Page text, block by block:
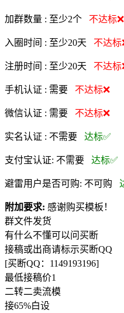
加群数量 : 至少2个 不达标❌
入圈时间 : 至少20天 不达标
注册时间 : 至少20天 不达标
手机认证 : 需要 不达标❌
微信认证 : 需要 不达标❌
实名认证 : 不需要 达标✅
支付宝认证: 不需要 达标✅
避雷用户是否可购: 不可购
附加要求: 感谢购买模板！
群文件发货
有什么不懂可以问买断
接稿或出商请标示买断QQ
[买断QQ：1149193196]
最低接稿价1
二转二卖流模
接65%白设